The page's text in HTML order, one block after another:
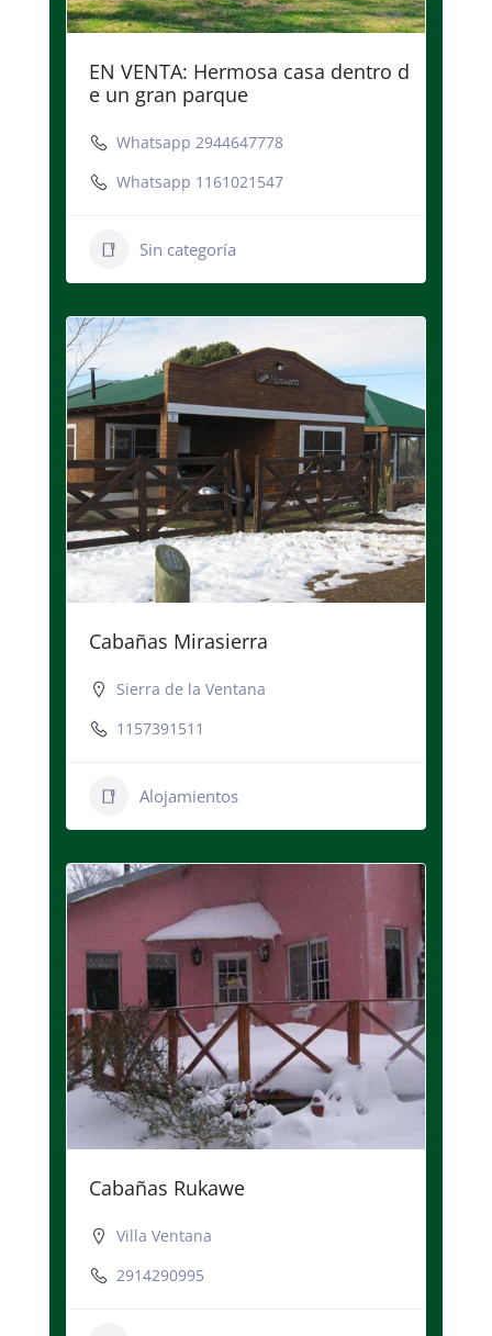
EN VENTA: Hermosa casa dentro d
e un gran parque
Whatsapp 2944647778
Whatsapp 1161021547
Sin categoría
Cabañas Mirasierra
Sierra de la Ventana
1157391511
Alojamientos
Cabañas Rukawe
Villa Ventana
2914290995